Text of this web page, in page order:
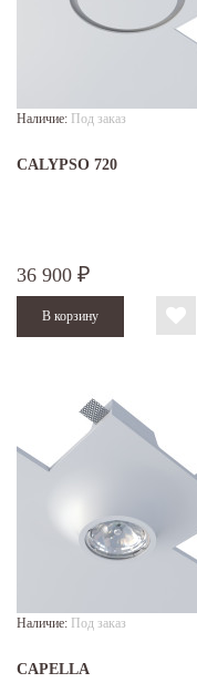
Наличие: Под заказ
CALYPSO 720
36 900 ₽
Наличие: Под заказ
CAPELLA